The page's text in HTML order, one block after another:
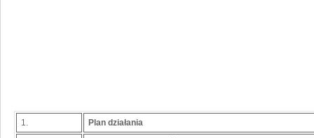
1. Plan działania